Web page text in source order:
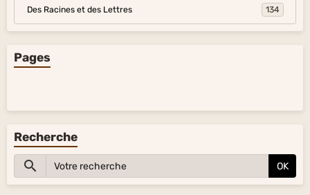
Des Racines et des Lettres 134
Pages
Recherche
OK